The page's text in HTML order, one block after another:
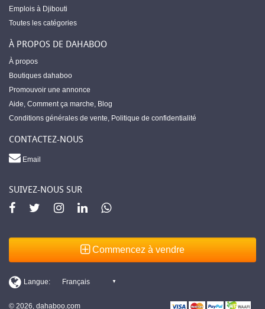
Emplois à Djibouti
Toutes les catégories
À PROPOS DE DAHABOO
À propos
Boutiques dahaboo
Promouvoir une annonce
Aide, Comment ça marche, Blog
Conditions générales de vente, Politique de confidentialité
CONTACTEZ-NOUS
Email
SUIVEZ-NOUS SUR
Commencez à vendre
© 2026, dahaboo.com